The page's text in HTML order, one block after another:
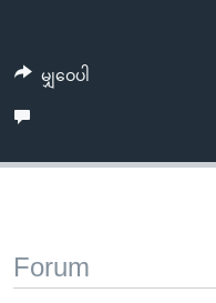
ရန်
မျှဝေပါ
Forum